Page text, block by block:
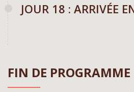
JOUR 18 : ARRIVÉE
FIN DE PROGRAMME